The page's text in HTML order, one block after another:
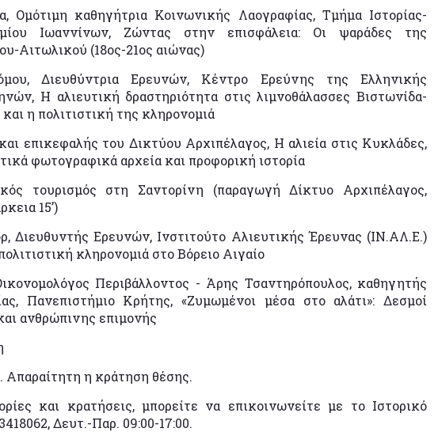
Ομότιμη καθηγήτρια Κοινωνικής Λαογραφίας, Τμήμα Ιστορίας-
Ιωαννίνων, Ζώντας στην επισφάλεια: Οι ψαράδες της
Αιτωλικού (18ος-21ος αιώνας)
Διευθύντρια Ερευνών, Κέντρο Ερεύνης της Ελληνικής
Η αλιευτική δραστηριότητα στις λιμνοθάλασσες Βιστωνίδα-
η πολιτιστική της κληρονομιά
επικεφαλής του Δικτύου Αρχιπέλαγος, Η αλιεία στις Κυκλάδες,
φωτογραφικά αρχεία και προφορική ιστορία
τουρισμός στη Σαντορίνη (παραγωγή Δίκτυο Αρχιπέλαγος,
15’)
Διευθυντής Ερευνών, Ινστιτούτο Αλιευτικής Έρευνας (ΙΝ.ΑΛ.Ε.)
κληρονομιά στο Βόρειο Αιγαίο
Περιβάλλοντος - Άρης Τσαντηρόπουλος, καθηγητής
Πανεπιστήμιο Κρήτης, «Ζυμωμένοι μέσα στο αλάτι»: Δεσμοί
ανθρώπινης επιμονής
Απαραίτητη η κράτηση θέσης.
και κρατήσεις, μπορείτε να επικοινωνείτε με το Ιστορικό
Δευτ.-Παρ. 09:00-17:00.